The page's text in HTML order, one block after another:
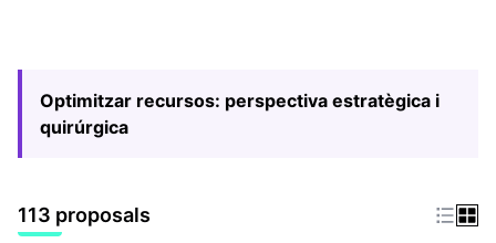
Optimitzar recursos: perspectiva estratègica i
quirúrgica
113 proposals